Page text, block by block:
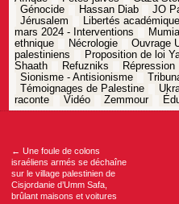
Génocide
Hassan Diab JO
Jérusalem
Libertés
mars 2024 - Interventions
ethnique
Nécrologie Ouvrage
palestiniens
Proposition de loi
Shaath
Refuzniks Répression
Sionisme - Antisionisme
Témoignages de Palestine
raconte
Vidéo Zemmour
Navigation
← Une foule de colons
israéliens armés se déchaîne
sur le village palestinien de
Cisjordanie d’Umm Safa,
brûlant maisons et voitures